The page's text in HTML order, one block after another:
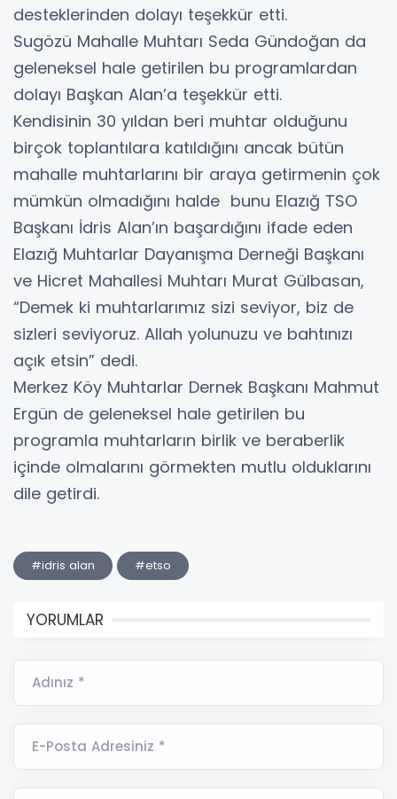
desteklerinden dolayı teşekkür etti.
Sugözü Mahalle Muhtarı Seda Gündoğan da
geleneksel hale getirilen bu programlardan
dolayı Başkan Alan’a teşekkür etti.
Kendisinin 30 yıldan beri muhtar olduğunu
birçok toplantılara katıldığını ancak bütün
mahalle muhtarlarını bir araya getirmenin çok
mümkün olmadığını halde bunu Elazığ TSO
Başkanı İdris Alan’ın başardığını ifade eden
Elazığ Muhtarlar Dayanışma Derneği Başkanı
ve Hicret Mahallesi Muhtarı Murat Gülbasan,
“Demek ki muhtarlarımız sizi seviyor, biz de
sizleri seviyoruz. Allah yolunuzu ve bahtınızı
açık etsin” dedi.
Merkez Köy Muhtarlar Dernek Başkanı Mahmut
Ergün de geleneksel hale getirilen bu
programla muhtarların birlik ve beraberlik
içinde olmalarını görmekten mutlu olduklarını
dile getirdi.
#idris alan #etso
YORUMLAR
Adınız *
E-Posta Adresiniz *